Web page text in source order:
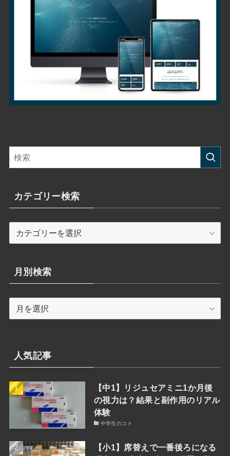
カテゴリー検索
テ
リ
ー
月別検索
別
人気記事
【中1】リジュセアミニ1か月後
の視力は？結果と副作用のリアル
体験
中学生のコト
【小1】席替えで一番後ろになる